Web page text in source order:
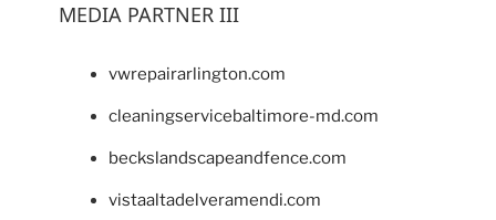
MEDIA PARTNER III
vwrepairarlington.com
cleaningservicebaltimore-md.com
beckslandscapeandfence.com
vistaaltadelveramendi.com